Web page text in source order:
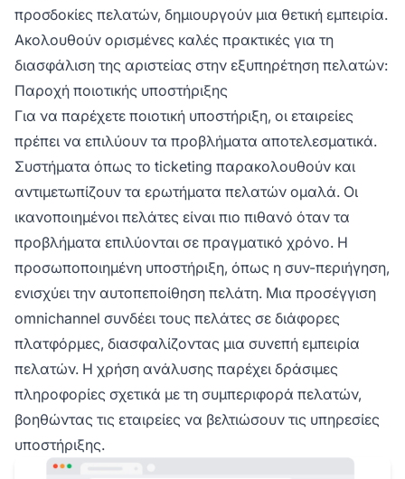
προσδοκίες πελατών, δημιουργούν μια θετική εμπειρία.
Ακολουθούν ορισμένες καλές πρακτικές για τη
διασφάλιση της αριστείας στην εξυπηρέτηση πελατών:
Παροχή ποιοτικής υποστήριξης
Για να παρέχετε ποιοτική υποστήριξη, οι εταιρείες
πρέπει να επιλύουν τα προβλήματα αποτελεσματικά.
Συστήματα όπως το ticketing παρακολουθούν και
αντιμετωπίζουν τα ερωτήματα πελατών ομαλά. Οι
ικανοποιημένοι πελάτες είναι πιο πιθανό όταν τα
προβλήματα επιλύονται σε πραγματικό χρόνο. Η
προσωποποιημένη υποστήριξη, όπως η συν-περιήγηση,
ενισχύει την αυτοπεποίθηση πελάτη. Μια προσέγγιση
omnichannel συνδέει τους πελάτες σε διάφορες
πλατφόρμες, διασφαλίζοντας μια συνεπή εμπειρία
πελατών. Η χρήση ανάλυσης παρέχει δράσιμες
πληροφορίες σχετικά με τη συμπεριφορά πελατών,
βοηθώντας τις εταιρείες να βελτιώσουν τις υπηρεσίες
υποστήριξης.